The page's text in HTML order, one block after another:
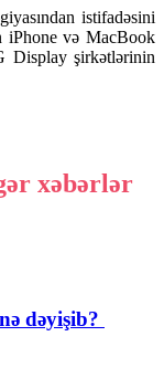
istifadəsini
iPhone və MacBook
Display şirkətlərinin
xəbərlər
dəyişib?